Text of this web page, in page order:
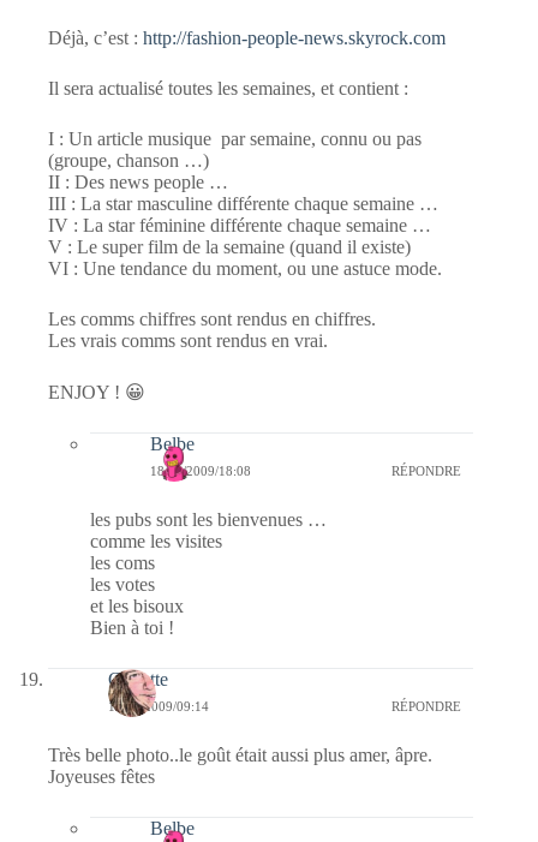
Déjà, c’est : http://fashion-people-news.skyrock.com
Il sera actualisé toutes les semaines, et contient :
I : Un article musique par semaine, connu ou pas
(groupe, chanson …)
II : Des news people …
III : La star masculine différente chaque semaine …
IV : La star féminine différente chaque semaine …
V : Le super film de la semaine (quand il existe)
VI : Une tendance du moment, ou une astuce mode.
Les comms chiffres sont rendus en chiffres.
Les vrais comms sont rendus en vrai.
ENJOY ! 😀
Belbe
18/12/2009/18:08 RÉPONDRE
les pubs sont les bienvenues …
comme les visites
les coms
les votes
et les bisoux
Bien à toi !
Crikette
18/12/2009/09:14 RÉPONDRE
Très belle photo..le goût était aussi plus amer, âpre.
Joyeuses fêtes
Belbe